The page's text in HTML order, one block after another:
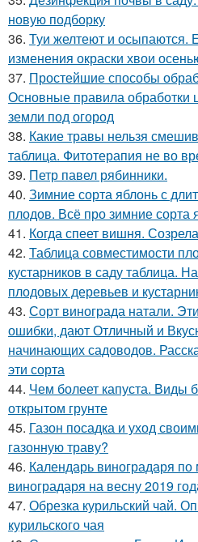
новую подборку
36. Туи желтеют и осыпаются.
изменения окраски хвои
37. Простейшие способы
Основные правила обработки
земли под огород
38. Какие травы нельзя
таблица. Фитотерапия не во
39. Петр павел рябинники.
40. Зимние сорта яблонь с
плодов. Всё про зимние сорта
41. Когда спеет вишня.
42. Таблица совместимости
кустарников в саду таблица.
плодовых деревьев и
43. Сорт винограда натали.
ошибки, дают Отличный и
начинающих садоводов.
эти сорта
44. Чем болеет капуста. Виды
открытом грунте
45. Газон посадка и уход
газонную траву?
46. Календарь виноградаря
виноградаря на весну 2019
47. Обрезка курильский чай.
курильского чая